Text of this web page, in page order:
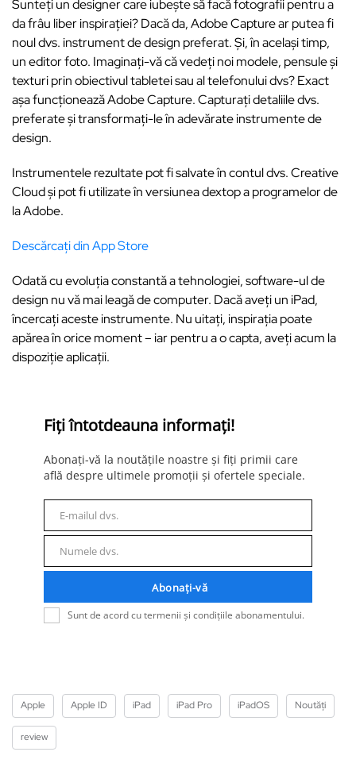
Sunteți un designer care iubește să facă fotografii pentru a
da frâu liber inspirației? Dacă da, Adobe Capture ar putea fi
noul dvs. instrument de design preferat. Și, în același timp,
un editor foto. Imaginați-vă că vedeți noi modele, pensule și
texturi prin obiectivul tabletei sau al telefonului dvs? Exact
așa funcționează Adobe Capture. Capturați detaliile dvs.
preferate și transformați-le în adevărate instrumente de
design.
Instrumentele rezultate pot fi salvate în contul dvs. Creative
Cloud și pot fi utilizate în versiunea dextop a programelor de
la Adobe.
Descărcați din App Store
Odată cu evoluția constantă a tehnologiei, software-ul de
design nu vă mai leagă de computer. Dacă aveți un iPad,
încercați aceste instrumente. Nu uitați, inspirația poate
apărea în orice moment – iar pentru a o capta, aveți acum la
dispoziție aplicații.
Fiți întotdeauna informați!
Abonați-vă la noutățile noastre și fiți primii care
află despre ultimele promoții și ofertele speciale.
mail
E-mailul dvs.
Nume
Numele dvs.
Abonați-vă
Sunt de acord cu termenii și condițiile abonamentului.
Apple Apple ID iPad iPad Pro iPadOS Noutăți
review